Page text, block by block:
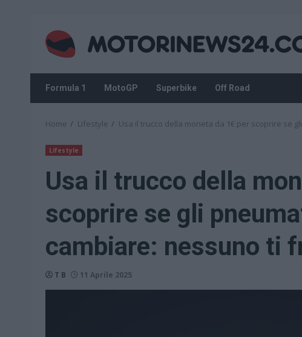
content
Formula 1 MotoGP Superbike Off Road
Home Lifestyle Usa il trucco della moneta da 1€ per scoprire se
Lifestyle
Usa il trucco della
scoprire se gli
cambiare: nessuno ti
T B 11 Aprile 2025